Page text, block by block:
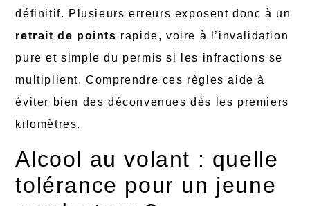
définitif. Plusieurs erreurs exposent donc à un
retrait de points rapide, voire à l’invalidation
pure et simple du permis si les infractions se
multiplient. Comprendre ces règles aide à
éviter bien des déconvenues dès les premiers
kilomètres.
Alcool au volant : quelle
tolérance pour un jeune